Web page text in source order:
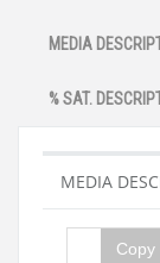
MEDIA
% SAT.
MEDIA
Copy